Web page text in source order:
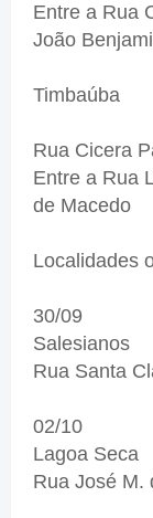
Entre a Rua
João
Timbaúba
Rua Cicera
Entre a Rua
de Macedo
Localidades
30/09
Salesianos
Rua Santa
02/10
Lagoa Seca
Rua José M.